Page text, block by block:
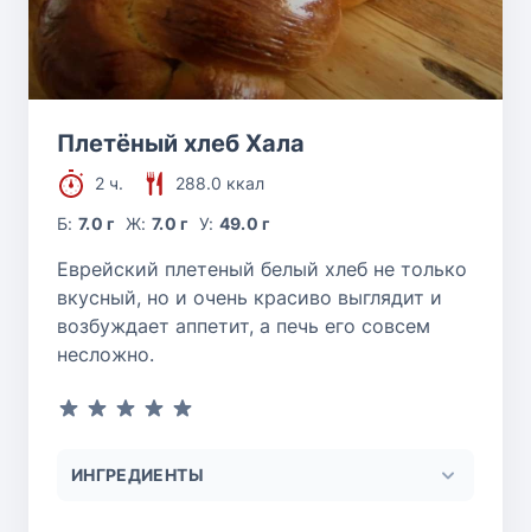
Плетёный хлеб Хала
2 ч.
288.0 ккал
Б:7.0 г Ж: 7.0 г У: 49.0 г
Еврейский плетеный белый хлеб не только
вкусный, но и очень красиво выглядит и
возбуждает аппетит, а печь его совсем
несложно.
ИНГРЕДИЕНТЫ